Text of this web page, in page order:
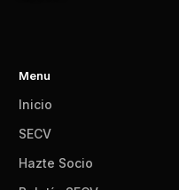
Menu
Inicio
SECV
Hazte Socio